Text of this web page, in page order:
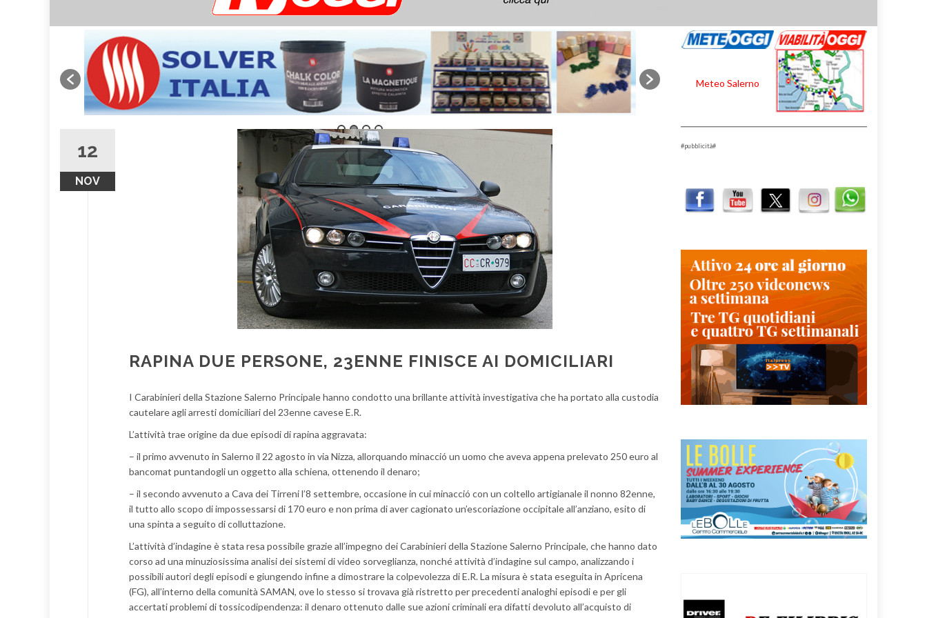
12
NOV
RAPINA DUE PERSONE, 23ENNE FINISCE AI DOMICILIARI
I Carabinieri della Stazione Salerno Principale hanno condotto una brillante attività investigativa che ha portato alla custodia
cautelare agli arresti domiciliari del 23enne cavese E.R.
L’attività trae origine da due episodi di rapina aggravata:
– il primo avvenuto in Salerno il 22 agosto in via Nizza, allorquando minacció un uomo che aveva appena prelevato 250 euro al
bancomat puntandogli un oggetto alla schiena, ottenendo il denaro;
– il secondo avvenuto a Cava dei Tirreni l’8 settembre, occasione in cui minacció con un coltello artigianale il nonno 82enne,
il tutto allo scopo di impossessarsi di 170 euro e non prima di aver cagionato un’escoriazione occipitale all’anziano, esito di
una spinta a seguito di colluttazione.
L’attività d’indagine è stata resa possibile grazie all’impegno dei Carabinieri della Stazione Salerno Principale, che hanno dato
corso ad una minuziosissima analisi dei sistemi di video sorveglianza, nonché attività d’indagine sul campo, analizzando i
possibili autori degli episodi e giungendo infine a dimostrare la colpevolezza di E.R. La misura è stata eseguita in Apricena
(FG), all’interno della comunità SAMAN, ove lo stesso si trovava già ristretto per precedenti analoghi episodi e per gli
accertati problemi di tossicodipendenza: il denaro ottenuto dalle sue azioni criminali era difatti devoluto all’acquisto di
Meteo Salerno
#pubblicità#